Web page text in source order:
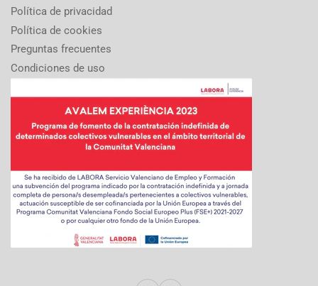
Política de privacidad
Política de cookies
Preguntas frecuentes
Condiciones de uso